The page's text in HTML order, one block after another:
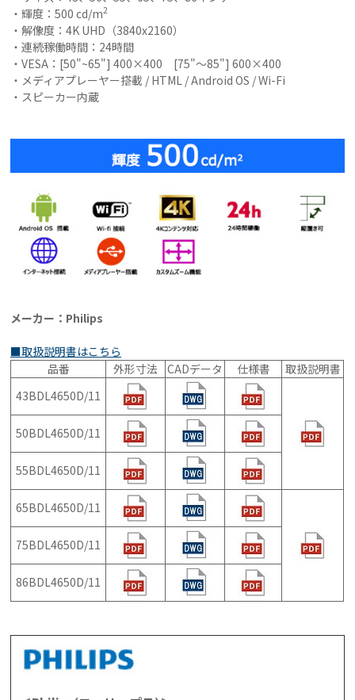
・輝度：500 cd/m2
・解像度：4K UHD（3840x2160）
・連続稼働時間：24時間
・VESA：[50"~65"] 400×400 [75"～85"] 600×400
・メディアプレーヤー搭載 / HTML / Android OS / Wi-Fi
・スピーカー内蔵
メーカー：Philips
■取扱説明書はこちら
品番
外形寸法 CADデータ 仕様書
取扱説明書
43BDL4650D/11
50BDL4650D/11
55BDL4650D/11
65BDL4650D/11
75BDL4650D/11
86BDL4650D/11